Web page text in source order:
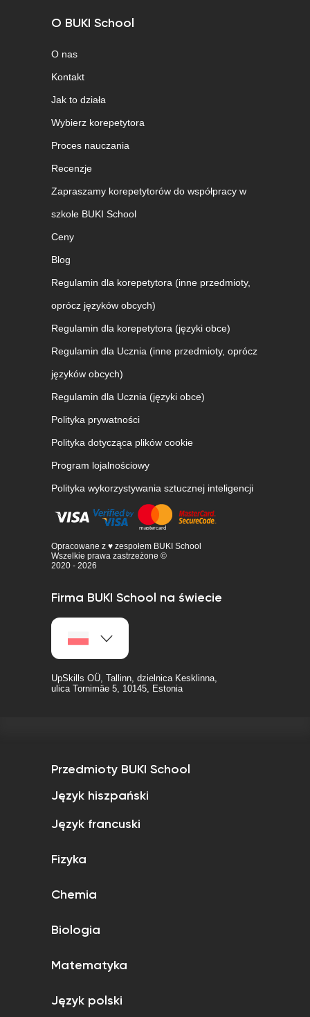
O BUKI School
O nas
Kontakt
Jak to działa
Wybierz korepetytora
Proces nauczania
Recenzje
Zapraszamy korepetytorów do współpracy w
szkole BUKI School
Ceny
Blog
Regulamin dla korepetytora (inne przedmioty,
oprócz języków obcych)
Regulamin dla korepetytora (języki obce)
Regulamin dla Ucznia (inne przedmioty, oprócz
języków obcych)
Regulamin dla Ucznia (języki obce)
Polityka prywatności
Polityka dotycząca plików cookie
Program lojalnościowy
Polityka wykorzystywania sztucznej inteligencji
Opracowane z ♥ zespołem BUKI School
Wszelkie prawa zastrzeżone ©
2020 - 2026
Firma BUKI School na świecie
UpSkills OÜ, Tallinn, dzielnica Kesklinna,
ulica Tornimäe 5, 10145, Estonia
Przedmioty BUKI School
Język hiszpański
Język francuski
Fizyka
Chemia
Biologia
Matematyka
Język polski